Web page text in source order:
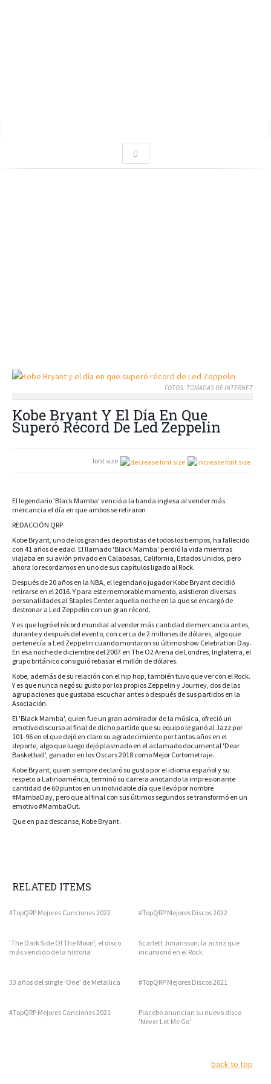
FOTOS: TOMADAS DE INTERNET
Kobe Bryant Y El Día En Que
Superó Récord De Led Zeppelin
font size
El legendario 'Black Mamba' venció a la banda inglesa al vender más
mercancia el día en que ambos se retiraron
REDACCIÓN QRP
Kobe Bryant, uno de los grandes deportistas de todos los tiempos, ha fallecido
con 41 años de edad. El llamado 'Black Mamba' perdió la vida mientras
viajaba en su avión privado en Calabasas, California, Estados Unidos, pero
ahora lo recordamos en uno de sus capítulos ligado al Rock.
Después de 20 años en la NBA, el legendario jugador Kobe Bryant decidió
retirarse en el 2016. Y para este memorable momento, asistieron diversas
personalidades al Staples Center aquella noche en la que se encargó de
destronar a Led Zeppelin con un gran récord.
Y es que logró el récord mundial al vender más cantidad de mercancia antes,
durante y después del evento, con cerca de 2 millones de dólares, algo que
pertenecía a Led Zeppelin cuando montaron su último show Celebration Day.
En esa noche de diciembre del 2007 en The O2 Arena de Londres, Inglaterra, el
grupo británico consiguió rebasar el millón de dólares.
Kobe, además de su relación con el hip hop, también tuvo que ver con el Rock.
Y es que nunca negó su gusto por los propios Zeppelin y Journey, dos de las
agrupaciones que gustaba escuchar antes o después de sus partidos en la
Asociación.
El 'Black Mamba', quien fue un gran admirador de la música, ofreció un
emotivo discurso al final de dicho partido que su equipo le ganó al Jazz por
101-96 en el que dejó en claro su agradecimiento por tantos años en el
deporte, algo que luego dejó plasmado en el aclamado documental 'Dear
Basketball', ganador en los Oscars 2018 como Mejor Cortometraje.
Kobe Bryant, quien siempre declaró su gusto por el idioma español y su
respeto a Latinoamérica, terminó su carrera anotando la impresionante
cantidad de 60 puntos en un inolvidable día que llevó por nombre
#MambaDay, pero que al final con sus últimos segundos se transformó en un
emotivo #MambaOut.
Que en paz descanse, Kobe Bryant.
RELATED ITEMS
#TopQRP Mejores Canciones 2022 #TopQRP Mejores Discos 2022
'The Dark Side Of The Moon', el disco
más vendido de la historia
Scarlett Johansson, la actriz que
incursionó en el Rock
33 años del single ‘One’ de Metallica #TopQRP Mejores Discos 2021
#TopQRP Mejores Canciones 2021
Placebo anuncian su nuevo disco
'Never Let Me Go'
back to top